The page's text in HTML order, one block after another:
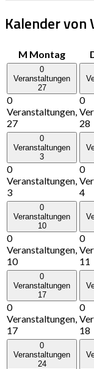
Kalender von
M Montag
0
Veranstaltungen
27
0
Veranstaltungen,
27
0
28
0
Veranstaltungen
3
0
Veranstaltungen,
3
0
4
0
Veranstaltungen
10
0
Veranstaltungen,
10
0
11
0
Veranstaltungen
17
0
Veranstaltungen,
17
0
18
0
Veranstaltungen
24